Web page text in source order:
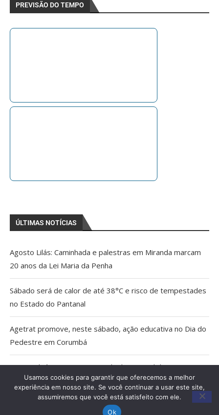
PREVISÃO DO TEMPO
ÚLTIMAS NOTÍCIAS
Agosto Lilás: Caminhada e palestras em Miranda marcam
20 anos da Lei Maria da Penha
Sábado será de calor de até 38°C e risco de tempestades
no Estado do Pantanal
Agetrat promove, neste sábado, ação educativa no Dia do
Pedestre em Corumbá
AGU pedirá na Justiça a retirada do Discord do ar
Pais estão menos presentes na criação de filhos, aponta
Usamos cookies para garantir que oferecemos a melhor
experiência em nosso site. Se você continuar a usar este site,
assumiremos que você está satisfeito com ele.
Ok